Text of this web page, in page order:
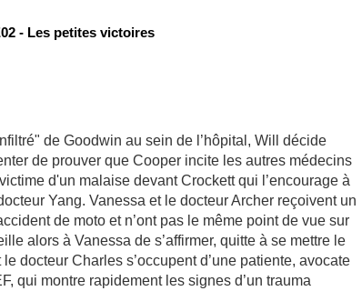
- Les petites victoires
de Goodwin au sein de l’hôpital, Will décide
de prouver que Cooper incite les autres médecins
d'un malaise devant Crockett qui l’encourage à
Yang. Vanessa et le docteur Archer reçoivent un
de moto et n’ont pas le même point de vue sur
alors à Vanessa de s’affirmer, quitte à se mettre le
docteur Charles s’occupent d’une patiente, avocate
qui montre rapidement les signes d’un trauma